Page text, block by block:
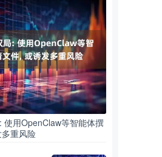
使用OpenClaw等智能体撰
重风险